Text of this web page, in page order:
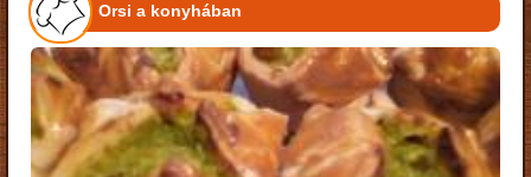
Orsi a konyhában